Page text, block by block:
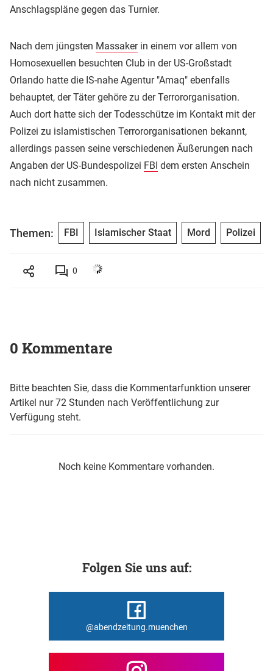
Anschlagspläne gegen das Turnier.
Nach dem jüngsten Massakerin einem vor allem von
Homosexuellen besuchten Club in der US-Großstadt
Orlando hatte die IS-nahe Agentur "Amaq" ebenfalls
behauptet, der Täter gehöre zu der Terrororganisation.
Auch dort hatte sich der Todesschütze im Kontakt mit der
Polizei zu islamistischen Terrororganisationen bekannt,
allerdings passen seine verschiedenen Äußerungen nach
Angaben der US-Bundespolizei FBI dem ersten Anschein
nach nicht zusammen.
Themen: FBI Islamischer Staat Mord Polizei
0
0 Kommentare
Bitte beachten Sie, dass die Kommentarfunktion unserer
Artikel nur 72 Stunden nach Veröffentlichung zur
Verfügung steht.
Noch keine Kommentare vorhanden.
Folgen Sie uns auf:
@abendzeitung.muenchen